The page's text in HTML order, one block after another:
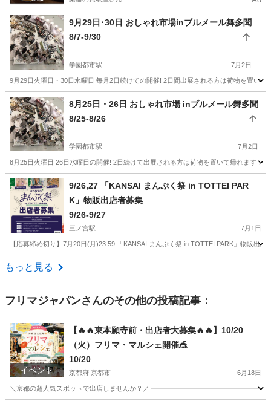
9月29日･30日 おしゃれ市場inブルメール舞多聞
8/7-9/30
学園都市駅 7月2日
9月29日火曜日・30日水曜日 毎月2日続けての開催! 2日間出展される方は荷物を置い
兵庫 神戸市 学園都市駅 フリーマーケット しまむら
8月25日・26日 おしゃれ市場 inブルメール舞多聞
8/25-8/26
学園都市駅 7月2日
8月25日火曜日 26日水曜日の開催! 2日続けて出展される方は荷物を置いて帰れます！
兵庫 神戸市 学園都市駅 フリーマーケット
ブルメール舞多聞
9/26,27 「KANSAI まんぷく祭 in TOTTEI PAR
K」物販出店者募集
9/26-9/27
三ノ宮駅 7月1日
【応募締め切り】7月20日(月)23:59 「KANSAI まんぷく祭 in TOTTEI PARK」物販出
兵庫 神戸市
もっと見る
フリマジャパンさんのその他の投稿記事：
イベント
【🔥🔥東本願寺前・出店者大募集🔥🔥】10/20
（火）フリマ・マルシェ開催🎪
10/20
京都府 京都市 6月18日
＼京都の超人気スポットで出店しませんか？／ ━━━━━━━━━━━━━━━━━━